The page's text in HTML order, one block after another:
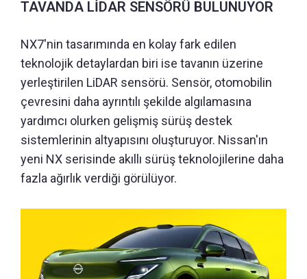
TAVANDA LİDAR SENSÖRÜ BULUNUYOR
NX7'nin tasarımında en kolay fark edilen
teknolojik detaylardan biri ise tavanın üzerine
yerleştirilen LiDAR sensörü. Sensör, otomobilin
çevresini daha ayrıntılı şekilde algılamasına
yardımcı olurken gelişmiş sürüş destek
sistemlerinin altyapısını oluşturuyor. Nissan'ın
yeni NX serisinde akıllı sürüş teknolojilerine daha
fazla ağırlık verdiği görülüyor.